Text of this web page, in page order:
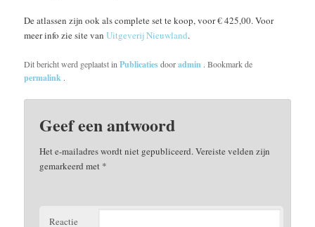
De atlassen zijn ook als complete set te koop, voor € 425,00. Voor
meer info zie site vanUitgeverij Nieuwland.
Dit bericht werd geplaatst inPublicatiesdooradmin . Bookmark de
permalink .
Geef een antwoord
Het e-mailadres wordt niet gepubliceerd.Vereiste velden zijn
gemarkeerd met *
Reactie